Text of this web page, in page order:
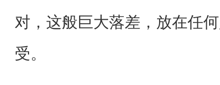
对，这般巨大落差，放在任
受。